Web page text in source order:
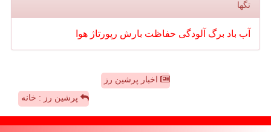
تگها
آب باد برگ آلودگی حفاظت بارش رپورتاژ هوا
اخبار پرشین رز
پرشین رز : خانه